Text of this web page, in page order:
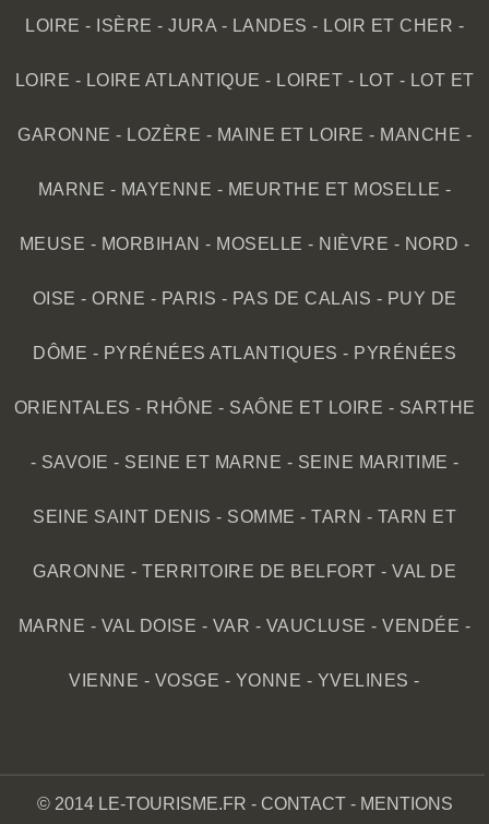
LOIRE - ISÈRE - JURA - LANDES - LOIR ET CHER -
LOIRE - LOIRE ATLANTIQUE - LOIRET - LOT - LOT ET
GARONNE - LOZÈRE - MAINE ET LOIRE - MANCHE -
MARNE - MAYENNE - MEURTHE ET MOSELLE -
MEUSE - MORBIHAN - MOSELLE - NIÈVRE - NORD -
OISE - ORNE - PARIS - PAS DE CALAIS - PUY DE
DÔME - PYRÉNÉES ATLANTIQUES - PYRÉNÉES
ORIENTALES - RHÔNE - SAÔNE ET LOIRE - SARTHE
- SAVOIE - SEINE ET MARNE - SEINE MARITIME -
SEINE SAINT DENIS - SOMME - TARN - TARN ET
GARONNE - TERRITOIRE DE BELFORT - VAL DE
MARNE - VAL DOISE - VAR - VAUCLUSE -VENDÉE -
VIENNE - VOSGE - YONNE - YVELINES -
© 2014 LE-TOURISME.FR - CONTACT- MENTIONS